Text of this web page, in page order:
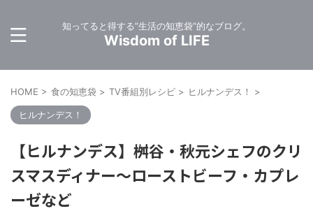
知ってると得する”生活の知恵袋”的なブログ。
Wisdom of LIFE
HOME > 食の知恵袋 > TV番組別レシピ > ヒルナンデス！ >
ヒルナンデス！
【ヒルナンデス】桝谷・秋元シェフのクリ
スマスディナー～ローストビーフ・カプレ
ーゼなど